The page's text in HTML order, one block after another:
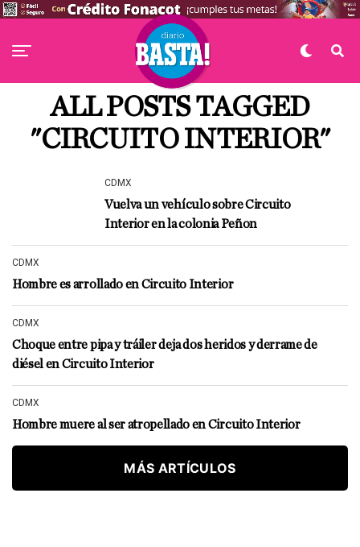
ALL POSTS TAGGED
"CIRCUITO INTERIOR"
CDMX
Vuelva un vehículo sobre Circuito
Interior en la colonia Peñon
CDMX
Hombre es arrollado en Circuito Interior
CDMX
Choque entre pipa y tráiler deja dos heridos y derrame de
diésel en Circuito Interior
CDMX
Hombre muere al ser atropellado en Circuito Interior
MÁS ARTÍCULOS